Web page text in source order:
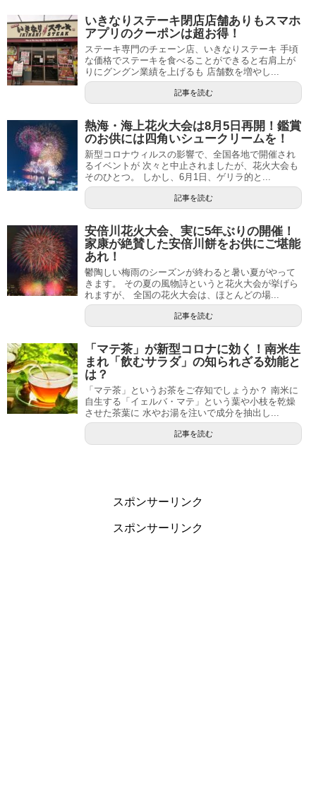
いきなりステーキ閉店店舗ありもスマホ
アプリのクーポンは超お得！
ステーキ専門のチェーン店、いきなりステーキ 手頃
な価格でステーキを食べることができると右肩上が
りにグングン業績を上げるも 店舗数を増やし...
記事を読む
熱海・海上花火大会は8月5日再開！鑑賞
のお供には四角いシュークリームを！
新型コロナウィルスの影響で、全国各地で開催され
るイベントが 次々と中止されましたが、花火大会も
そのひとつ。 しかし、6月1日、ゲリラ的と...
記事を読む
安倍川花火大会、実に5年ぶりの開催！
家康が絶賛した安倍川餅をお供にご堪能
あれ！
鬱陶しい梅雨のシーズンが終わると暑い夏がやって
きます。 その夏の風物詩というと花火大会が挙げら
れますが、 全国の花火大会は、ほとんどの場...
記事を読む
「マテ茶」が新型コロナに効く！南米生
まれ「飲むサラダ」の知られざる効能と
は？
「マテ茶」というお茶をご存知でしょうか？ 南米に
自生する「イェルバ・マテ」という葉や小枝を乾燥
させた茶葉に 水やお湯を注いで成分を抽出し...
記事を読む
スポンサーリンク
スポンサーリンク